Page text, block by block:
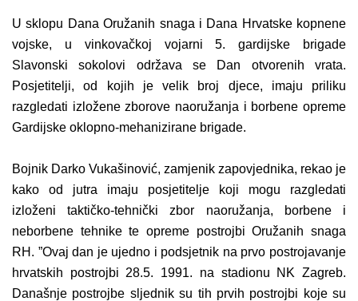
U sklopu Dana Oružanih snaga i Dana Hrvatske kopnene
vojske, u vinkovačkoj vojarni 5. gardijske brigade
Slavonski sokolovi održava se Dan otvorenih vrata.
Posjetitelji, od kojih je velik broj djece, imaju priliku
razgledati izložene zborove naoružanja i borbene opreme
Gardijske oklopno-mehanizirane brigade.
Bojnik Darko Vukašinović, zamjenik zapovjednika, rekao je
kako od jutra imaju posjetitelje koji mogu razgledati
izloženi taktičko-tehnički zbor naoružanja, borbene i
neborbene tehnike te opreme postrojbi Oružanih snaga
RH. ”Ovaj dan je ujedno i podsjetnik na prvo postrojavanje
hrvatskih postrojbi 28.5. 1991. na stadionu NK Zagreb.
Današnje postrojbe sljednik su tih prvih postrojbi koje su